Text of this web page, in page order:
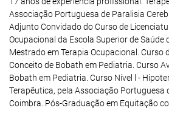
Associação Portuguesa de Paralisia
Adjunto Convidado do Curso de
Ocupacional da Escola Superior de Saúde
Mestrado em Terapia Ocupacional. Curso
Conceito de Bobath em Pediatria. Curso
Bobath em Pediatria. Curso Nível l -
Terapêutica, pela Associação Portuguesa
Coimbra. Pós-Graduação em Equitação